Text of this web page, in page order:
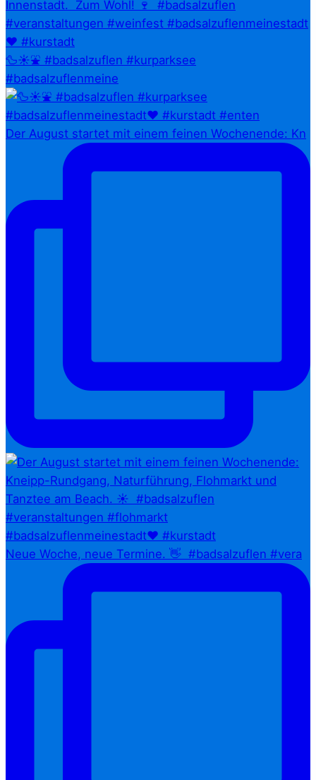
🦆☀️⛲ #badsalzuflen #kurparksee
#badsalzuflenmeine
Der August startet mit einem feinen Wochenende: Kn
Neue Woche, neue Termine. 👋⁠ ⁠ #badsalzuflen #vera